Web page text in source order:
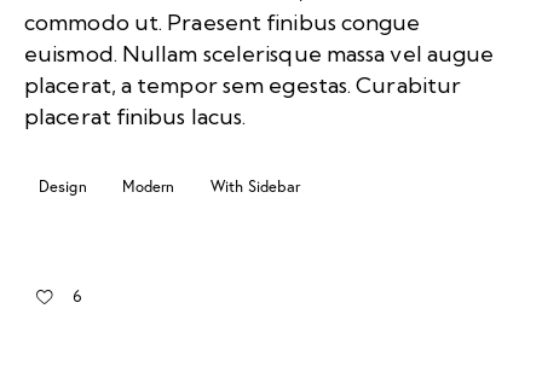
commodo ut. Praesent finibus congue
euismod. Nullam scelerisque massa vel augue
placerat, a tempor sem egestas. Curabitur
placerat finibus lacus.
Design Modern With Sidebar
6